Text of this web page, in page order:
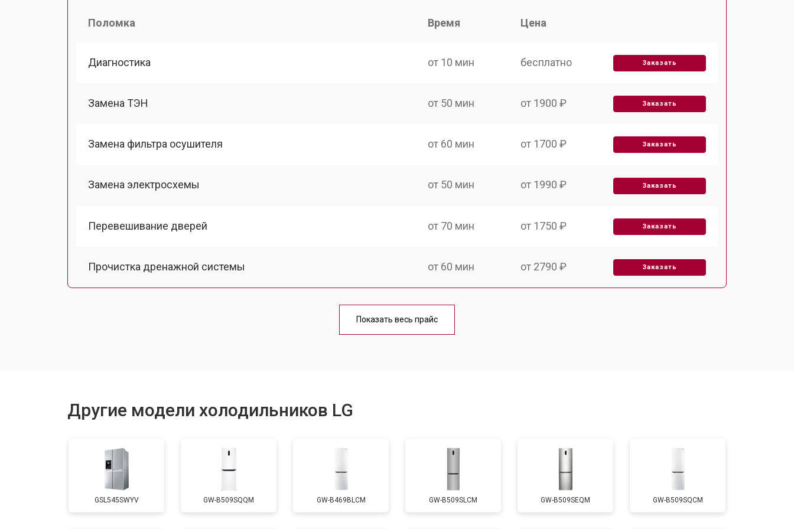
Поломка Время Цена
Диагностика от 10 мин бесплатно Заказать
Замена ТЭН от 50 мин от 1900 ₽ Заказать
Замена фильтра осушителя от 60 мин от 1700 ₽ Заказать
Замена электросхемы от 50 мин от 1990 ₽ Заказать
Перевешивание дверей от 70 мин от 1750 ₽ Заказать
Прочистка дренажной системы от 60 мин от 2790 ₽ Заказать
от 60 мин
Замена таймера от 70 мин от 1810 ₽ Заказать
Замена платы управления (мат.платы, мейн платы) от 50 мин от 1700 ₽ Заказать
Показать весь прайс
Другие модели холодильников LG
GSL545SWYV GW-B509SQQM GW-B469BLCM GW-B509SLCM GW-B509SEQM GW-B509SQCM